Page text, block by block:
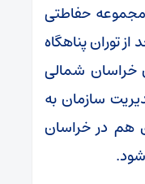
مجموعه حفاطتی
توران پناهگاه
شمالی
سازمان به
هم در خراسان